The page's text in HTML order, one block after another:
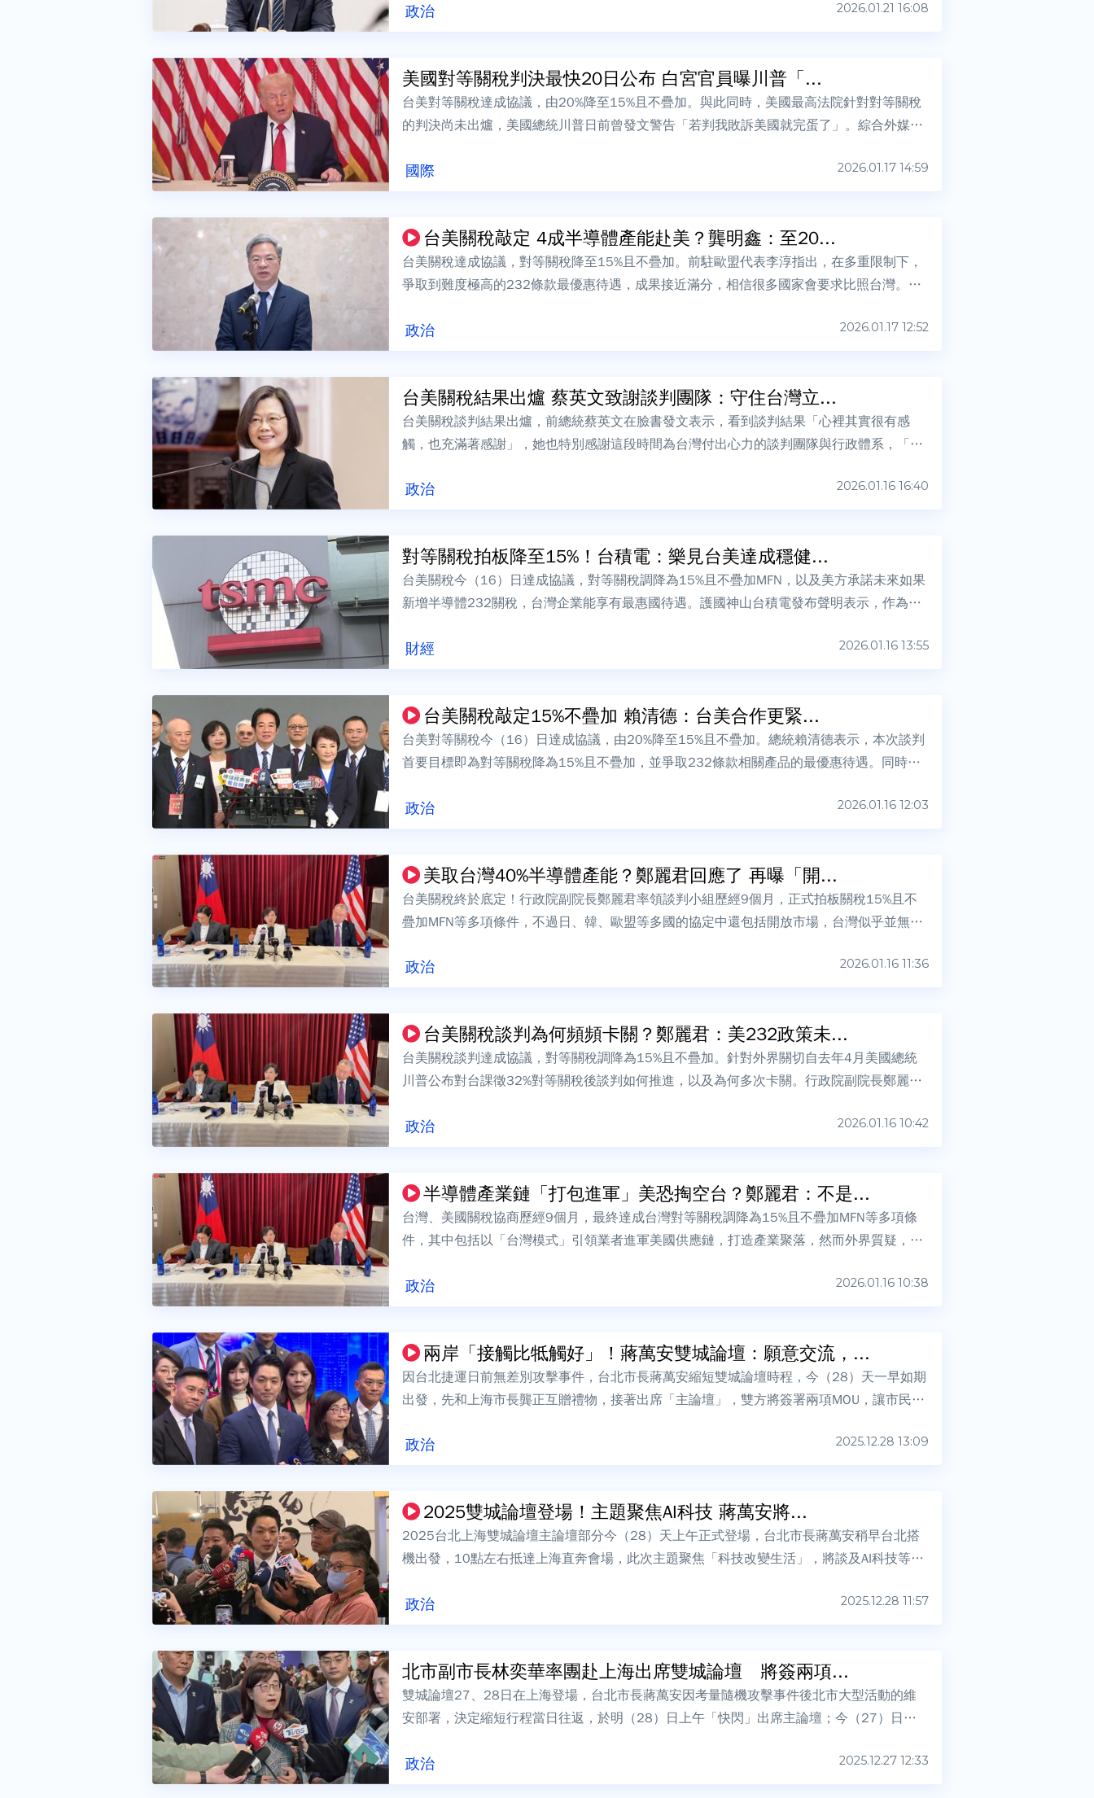
政治 2026.01.21 16:08
國際
美國對等關稅判決最快20日公布 白宮官員曝川普「...
2026.01.17 14:59
台美對等關稅達成協議，由20%降至15%且不疊加。與此同時，美國最高法院針對對等關稅
的判決尚未出爐，美國總統川普日前曾發文警告「若判我敗訴美國就完蛋了」。綜合外媒報
政治
台美關稅敲定 4成半導體產能赴美？龔明鑫：至20...
2026.01.17 12:52
台美關稅達成協議，對等關稅降至15%且不疊加。前駐歐盟代表李淳指出，在多重限制下，
爭取到難度極高的232條款最優惠待遇，成果接近滿分，相信很多國家會要求比照台灣。另
政治
台美關稅結果出爐 蔡英文致謝談判團隊：守住台灣立...
2026.01.16 16:40
台美關稅談判結果出爐，前總統蔡英文在臉書發文表示，看到談判結果「心裡其實很有感
觸，也充滿著感謝」，她也特別感謝這段時間為台灣付出心力的談判團隊與行政體系，「謝
財經
對等關稅拍板降至15%！台積電：樂見台美達成穩健...
2026.01.16 13:55
台美關稅今（16）日達成協議，對等關稅調降為15%且不疊加MFN，以及美方承諾未來如果
新增半導體232關稅，台灣企業能享有最惠國待遇。護國神山台積電發布聲明表示，作為一
政治
台美關稅敲定15%不疊加 賴清德：台美合作更緊...
2026.01.16 12:03
台美對等關稅今（16）日達成協議，由20%降至15%且不疊加。總統賴清德表示，本次談判
首要目標即為對等關稅降為15%且不疊加，並爭取232條款相關產品的最優惠待遇。同時，
政治
美取台灣40%半導體產能？鄭麗君回應了 再曝「開...
2026.01.16 11:36
台美關稅終於底定！行政院副院長鄭麗君率領談判小組歷經9個月，正式拍板關稅15%且不
疊加MFN等多項條件，不過日、韓、歐盟等多國的協定中還包括開放市場，台灣似乎並無被
政治
台美關稅談判為何頻頻卡關？鄭麗君：美232政策未...
2026.01.16 10:42
台美關稅談判達成協議，對等關稅調降為15%且不疊加。針對外界關切自去年4月美國總統
川普公布對台課徵32%對等關稅後談判如何推進，以及為何多次卡關。行政院副院長鄭麗君
政治
半導體產業鏈「打包進軍」美恐掏空台？鄭麗君：不是...
2026.01.16 10:38
台灣、美國關稅協商歷經9個月，最終達成台灣對等關稅調降為15%且不疊加MFN等多項條
件，其中包括以「台灣模式」引領業者進軍美國供應鏈，打造產業聚落，然而外界質疑，台
政治
兩岸「接觸比牴觸好」！蔣萬安雙城論壇：願意交流，...
2025.12.28 13:09
因台北捷運日前無差別攻擊事件，台北市長蔣萬安縮短雙城論壇時程，今（28）天一早如期
出發，先和上海市長龔正互贈禮物，接著出席「主論壇」，雙方將簽署兩項MOU，讓市民生
政治
2025雙城論壇登場！主題聚焦AI科技 蔣萬安將...
2025.12.28 11:57
2025台北上海雙城論壇主論壇部分今（28）天上午正式登場，台北市長蔣萬安稍早台北搭
機出發，10點左右抵達上海直奔會場，此次主題聚焦「科技改變生活」，將談及AI科技等市
政治
北市副市長林奕華率團赴上海出席雙城論壇 將簽兩項...
2025.12.27 12:33
雙城論壇27、28日在上海登場，台北市長蔣萬安因考量隨機攻擊事件後北市大型活動的維
安部署，決定縮短行程當日往返，於明（28）日上午「快閃」出席主論壇；今（27）日上